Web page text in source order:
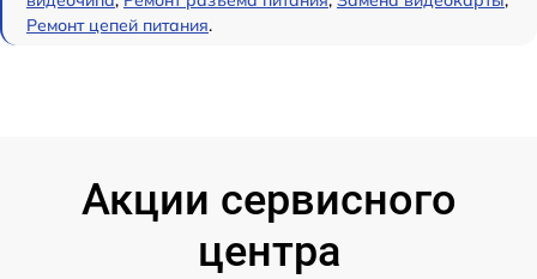
Ремонт цепей питания.
Акции сервисного
центра